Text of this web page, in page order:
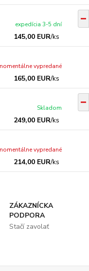
145,00 EUR/ks
expedícia 3-5 dní
165,00 EUR/ks
vypredané
249,00 EUR/ks
Skladom
214,00 EUR/ks
vypredané
ZÁKAZNÍCKA
PODPORA
Stačí zavolať